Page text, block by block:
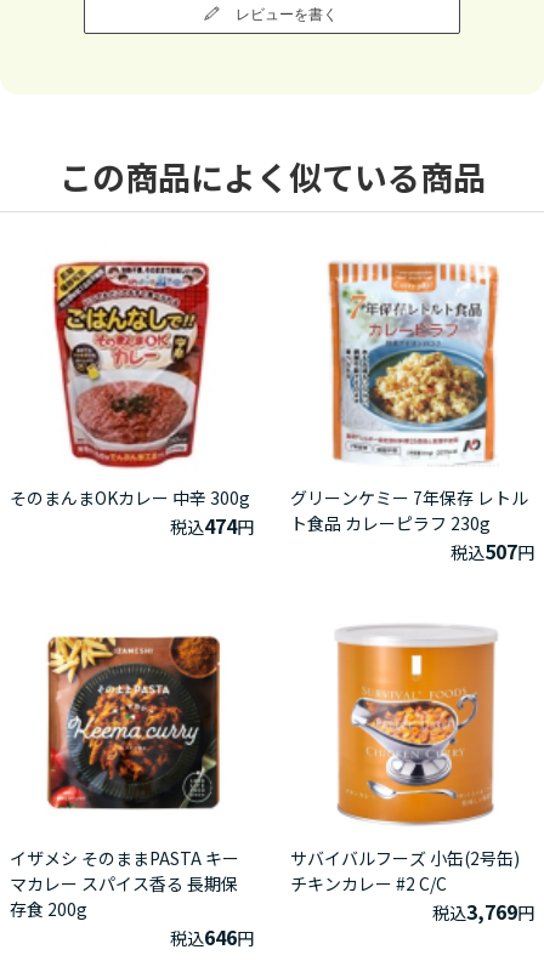
レビューを書く
この商品によく似ている商品
そのまんまOKカレー 中辛 300g
税込474円
グリーンケミー 7年保存 レトル
ト食品 カレーピラフ 230g
税込507円
イザメシ そのままPASTA キー
マカレー スパイス香る 長期保
存食 200g
税込646円
サバイバルフーズ 小缶(2号缶)
チキンカレー #2 C/C
税込3,769円